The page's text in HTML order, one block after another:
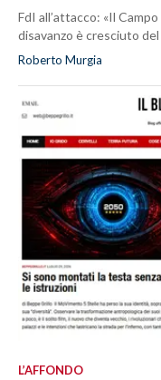
FdI all’attacco: «Il
disavanzo è cresciuto del
Roberto Murgia
L’AFFONDO